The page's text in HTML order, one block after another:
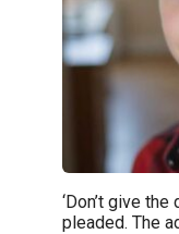
‘Don’t give
pleaded. The